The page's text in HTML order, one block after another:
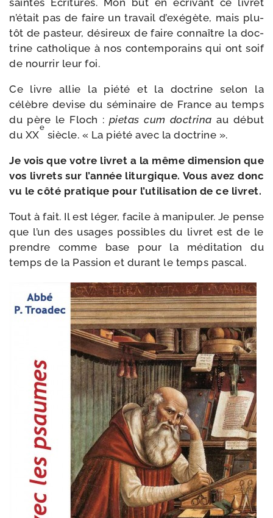
saintes Ecritures. Mon but en écri­vant ce livret
n’était pas de faire un tra­vail d’exégète, mais plu­
tôt de pas­teur, dési­reux de faire connaître la doc­
trine catho­lique à nos contem­po­rains qui ont soif
de nour­rir leur foi.
Ce livre allie la pié­té et la doc­trine selon la
célèbre devise du sémi­naire de France au temps
du père le Floch : pie­tas cum doc­tri­na au début
du XX
e
siècle. « La pié­té avec la doctrine ».
Je vois que votre livret a la même dimen­sion que
vos livrets sur l’année litur­gique. Vous avez donc
vu le côté pra­tique pour l’utilisation de ce livret.
Tout à fait. Il est léger, facile à mani­pu­ler. Je pense
que l’un des usages pos­sibles du livret est de le
prendre comme base pour la médi­ta­tion du
temps de la Passion et durant le temps pascal.